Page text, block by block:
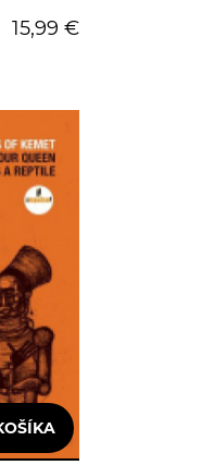
15,99 €